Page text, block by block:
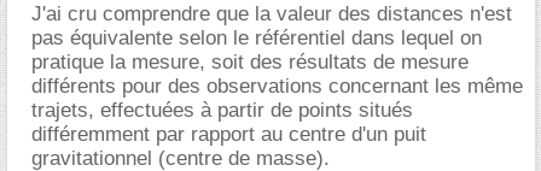
J'ai cru comprendre que la valeur des distances n'est
pas équivalente selon le référentiel dans lequel on
pratique la mesure, soit des résultats de mesure
différents pour des observations concernant les même
trajets, effectuées à partir de points situés
différemment par rapport au centre d'un puit
gravitationnel (centre de masse).